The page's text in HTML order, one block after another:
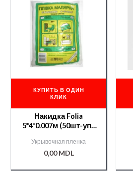
КУПИТЬ В ОДИН
КЛИК
Накидка Folia
5*4*0.007м (50шт-уп.)
Укрывочная пленка
0,00MDL